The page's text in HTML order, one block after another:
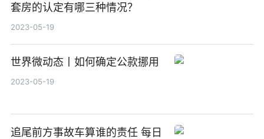
套房的认定有哪三种情况？
2023-05-19
世界微动态丨如何确定公款挪用
2023-05-19
追尾前方事故车算谁的责任 每日